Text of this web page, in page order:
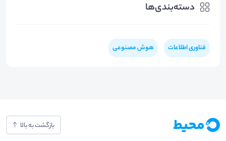
دسته‌بندی‌ها
فناوری اطلاعات هوش مصنوعی
بازگشت به بالا